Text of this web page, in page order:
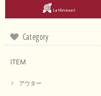
この度は商品のお買
る通り、ブランドで
境や見る人の判断の違
指摘ありがとうござい
Category
ITEM
アウター